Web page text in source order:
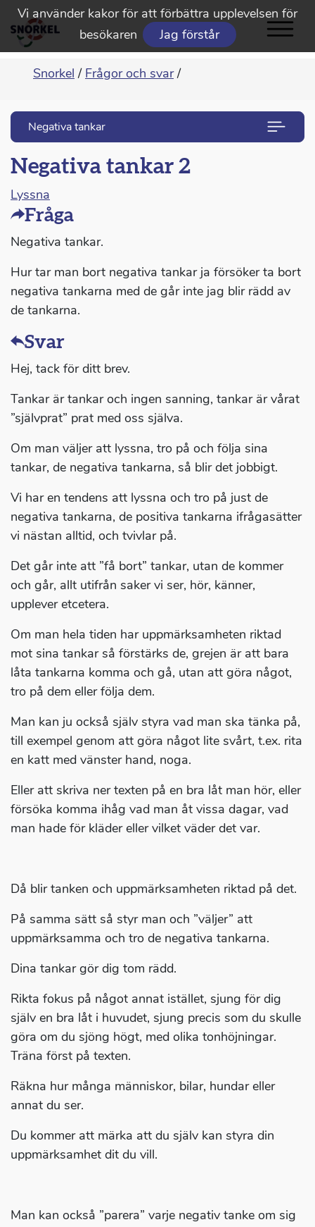
Vi använder kakor för att förbättra upplevelsen för
besökaren
Jag förstår
Snorkel / Frågor och svar /
Negativa tankar
Negativa tankar 2
Lyssna
Fråga
Negativa tankar.
Hur tar man bort negativa tankar ja försöker ta bort
negativa tankarna med de går inte jag blir rädd av
de tankarna.
Svar
Hej, tack för ditt brev.
Tankar är tankar och ingen sanning, tankar är vårat
”självprat” prat med oss själva.
Om man väljer att lyssna, tro på och följa sina
tankar, de negativa tankarna, så blir det jobbigt.
Vi har en tendens att lyssna och tro på just de
negativa tankarna, de positiva tankarna ifrågasätter
vi nästan alltid, och tvivlar på.
Det går inte att ”få bort” tankar, utan de kommer
och går, allt utifrån saker vi ser, hör, känner,
upplever etcetera.
Om man hela tiden har uppmärksamheten riktad
mot sina tankar så förstärks de, grejen är att bara
låta tankarna komma och gå, utan att göra något,
tro på dem eller följa dem.
Man kan ju också själv styra vad man ska tänka på,
till exempel genom att göra något lite svårt, t.ex. rita
en katt med vänster hand, noga.
Eller att skriva ner texten på en bra låt man hör, eller
försöka komma ihåg vad man åt vissa dagar, vad
man hade för kläder eller vilket väder det var.
Då blir tanken och uppmärksamheten riktad på det.
På samma sätt så styr man och ”väljer” att
uppmärksamma och tro de negativa tankarna.
Dina tankar gör dig tom rädd.
Rikta fokus på något annat istället, sjung för dig
själv en bra låt i huvudet, sjung precis som du skulle
göra om du sjöng högt, med olika tonhöjningar.
Träna först på texten.
Räkna hur många människor, bilar, hundar eller
annat du ser.
Du kommer att märka att du själv kan styra din
uppmärksamhet dit du vill.
Man kan också ”parera” varje negativ tanke om sig